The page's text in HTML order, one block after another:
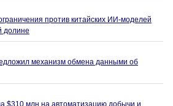
против китайских ИИ-моделей
долине
механизм обмена данными об
$310 млн на автоматизацию добычи и